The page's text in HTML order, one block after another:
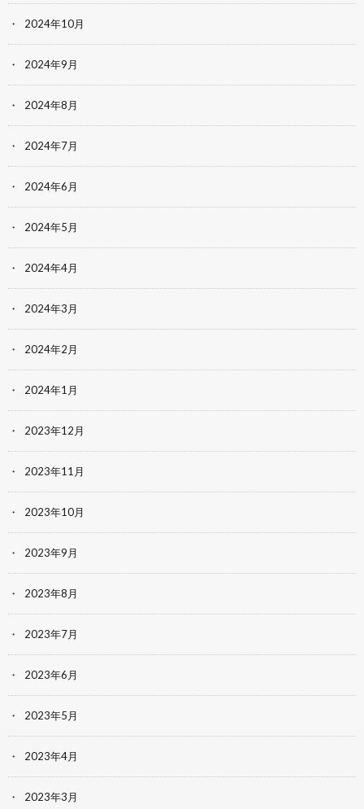
2024年10月
2024年9月
2024年8月
2024年7月
2024年6月
2024年5月
2024年4月
2024年3月
2024年2月
2024年1月
2023年12月
2023年11月
2023年10月
2023年9月
2023年8月
2023年7月
2023年6月
2023年5月
2023年4月
2023年3月